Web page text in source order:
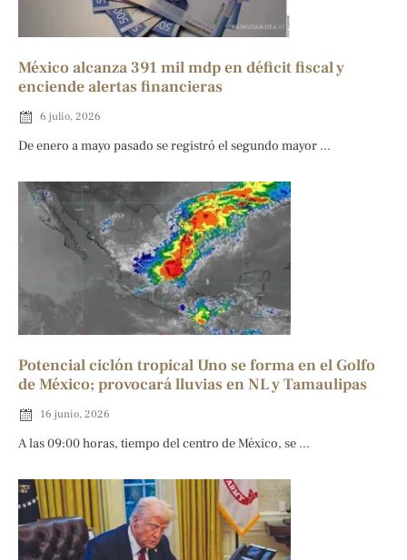
México alcanza 391 mil mdp en déficit fiscal y
enciende alertas financieras
6 julio, 2026
De enero a mayo pasado se registró el segundo mayor ...
Potencial ciclón tropical Uno se forma en el Golfo
de México; provocará lluvias en NL y Tamaulipas
16 junio, 2026
A las 09:00 horas, tiempo del centro de México, se ...